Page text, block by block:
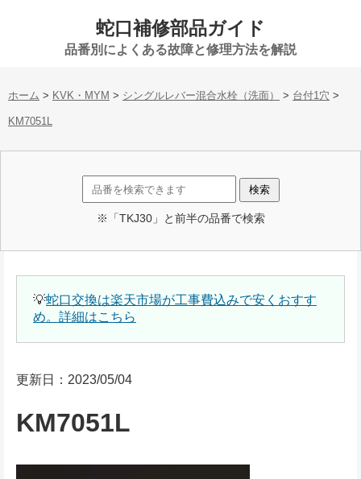
蛇口補修部品ガイド
品番別によくある故障と修理方法を解説
ホーム > KVK・MYM > シングルレバー混合水栓（洗面） > 台付1穴 >
KM7051L
※「TKJ30」と前半の品番で検索
💡蛇口交換は楽天市場が工事費込みで安くおすす
め。詳細はこちら
更新日：2023/05/04
KM7051L